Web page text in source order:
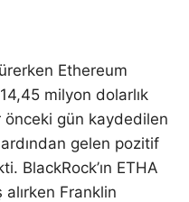
Ethereum
milyon dolarlık
gün kaydedilen
ardından gelen pozitif
BlackRock’ın ETHA
Franklin